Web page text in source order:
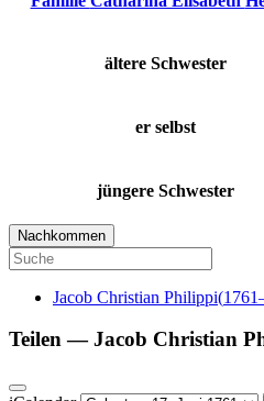
ältere Schwester
er selbst
jüngere Schwester
Nachkommen
Jacob Christian Philippi(1761
Teilen —Jacob Christian